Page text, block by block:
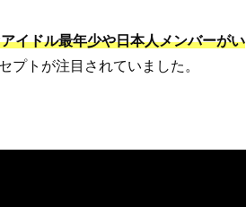
イドル最年少や日本人メンバーがい
プトが注目されていました。